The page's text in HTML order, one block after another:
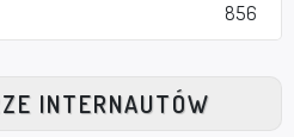
856
INTERNAUTÓW